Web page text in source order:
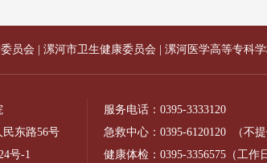
员会 漯河市卫生健康委员会 漯河医学高等专科
东路56号
号-1
服务电话： 0395-3333120
急救中心： 0395-6120120
（不
健康体检： 0395-3356575（工作